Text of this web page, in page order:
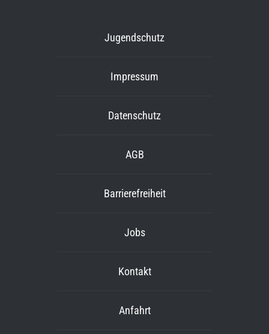
Jugendschutz
Impressum
Datenschutz
AGB
Barrierefreiheit
Jobs
Kontakt
Anfahrt